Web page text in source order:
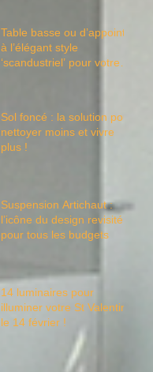
Table basse ou d’appoint
à l’élégant style
‘scandustriel’ pour votre
Sol foncé : la solution pour
nettoyer moins et vivre
plus !
Suspension Artichaut :
l’icône du design revisité
pour tous les budgets
14 luminaires pour
illuminer votre St Valentin
le 14 février !